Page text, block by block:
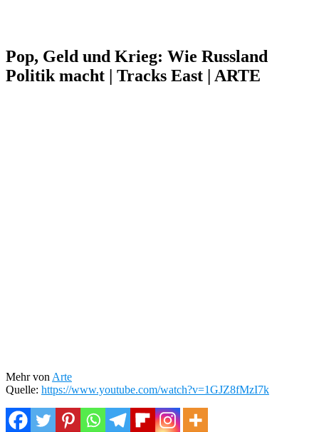
Pop, Geld und Krieg: Wie Russland
Politik macht | Tracks East | ARTE
Mehr von Arte
Quelle: https://www.youtube.com/watch?v=1GJZ8fMzI7k